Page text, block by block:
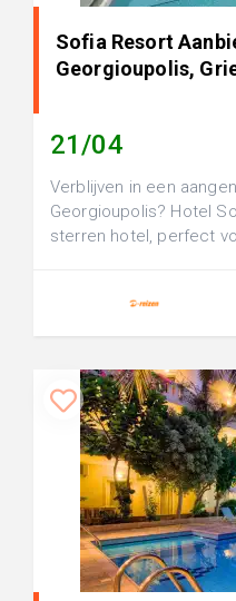
Sofia Resort
Georgioupolis,
21/04
Verblijven in een
Georgioupolis? Hotel
sterren hotel, perfect